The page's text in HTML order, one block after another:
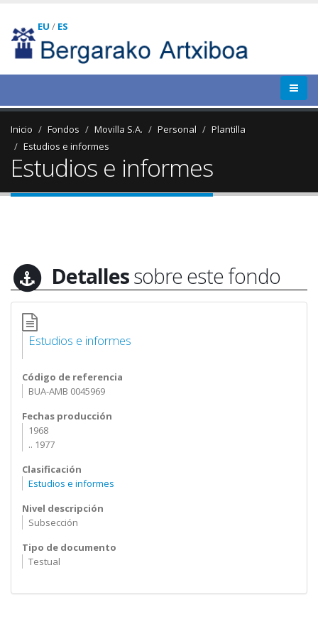
EU / ES
Inicio Fondos Movilla S.A. Personal
Plantilla
Estudios e informes
Estudios e informes
Detallessobre este fondo
Estudios e informes
Código de referencia
BUA-AMB 0045969
Fechas producción
1968
.. 1977
Clasificación
Estudios e informes
Nivel descripción
Subsección
Tipo de documento
Testual